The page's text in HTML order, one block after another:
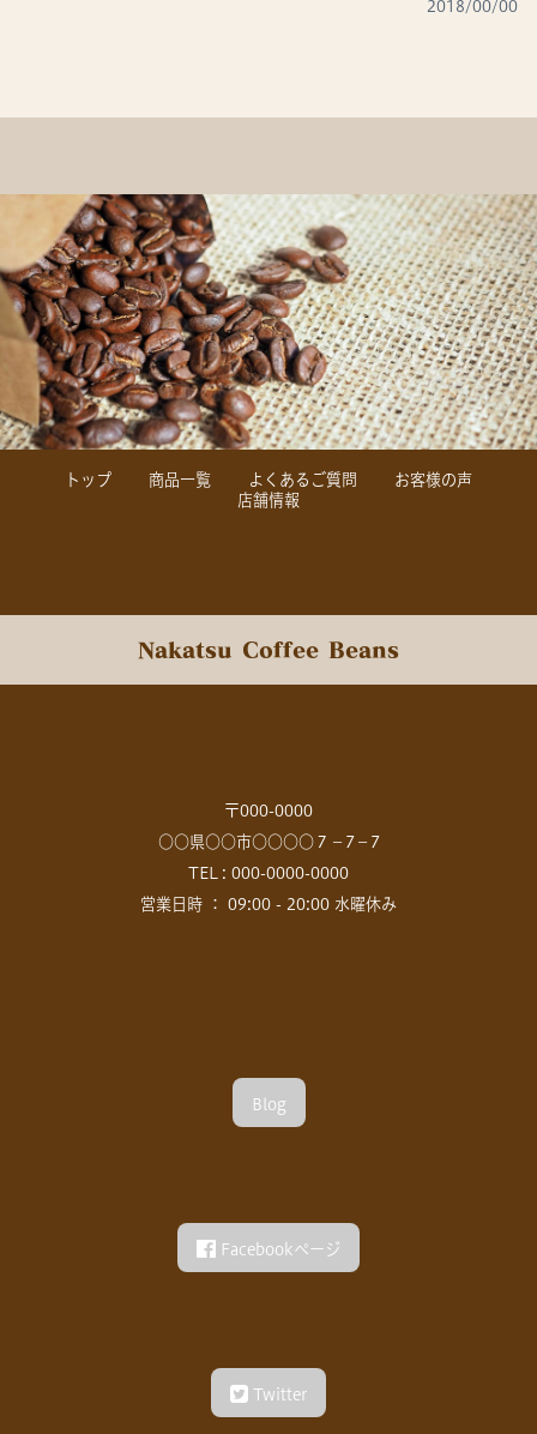
2018/00/00
トップ 商品一覧 よくあるご質問
お客様の声
店舗情報
Nakatsu Coffee Beans
〒000-0000
○○県○○市○○○○７－7－7
TEL : 000-0000-0000
営業日時 ： 09:00 - 20:00 水曜休み
Blog
Facebookページ
Twitter